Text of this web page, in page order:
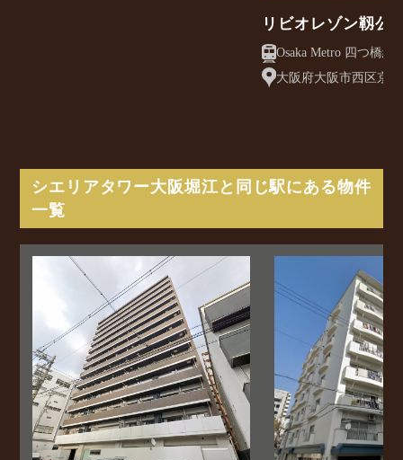
リビオレゾン靱公
大阪府大阪市西区京
シエリアタワー大阪堀江と同じ駅にある物件
一覧